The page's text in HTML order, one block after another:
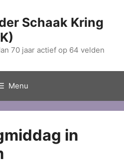
Schaak Kring
70 jaar actief op 64 velden
Menu
in